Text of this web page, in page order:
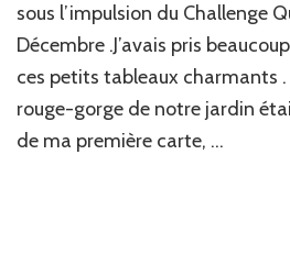
sous l’impulsion du Challenge
Décembre .J’avais pris
ces petits tableaux charmants .
rouge-gorge de notre jardin
de ma première carte, …